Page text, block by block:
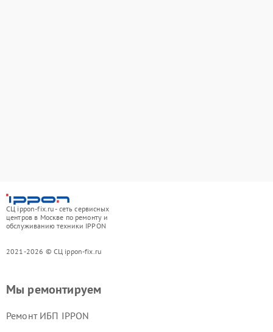
СЦ ippon-fix.ru - сеть сервисных
центров в Москве по ремонту и
обслуживанию техники IPPON
2021-2026 © СЦ ippon-fix.ru
Мы ремонтируем
Ремонт ИБП IPPON